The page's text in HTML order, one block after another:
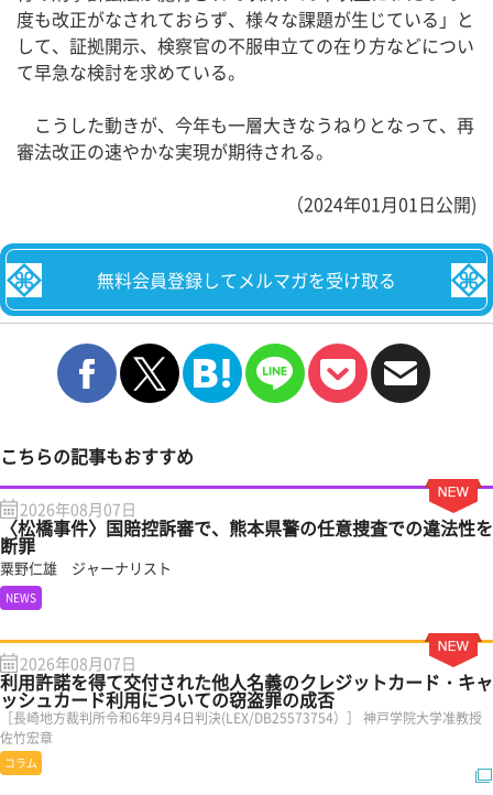
度も改正がなされておらず、様々な課題が生じている」と
して、証拠開示、検察官の不服申立ての在り方などについ
て早急な検討を求めている。
こうした動きが、今年も一層大きなうねりとなって、再
審法改正の速やかな実現が期待される。
（2024年01月01日公開)
無料会員登録してメルマガを受け取る
こちらの記事もおすすめ
2026年08月07日
〈松橋事件〉国賠控訴審で、熊本県警の任意捜査での違法性を
断罪
粟野仁雄 ジャーナリスト
NEWS
2026年08月07日
利用許諾を得て交付された他人名義のクレジットカード・キャ
ッシュカード利用についての窃盗罪の成否
［長崎地方裁判所令和6年9月4日判決(LEX/DB25573754）］ 神戸学院大学准教授
佐竹宏章
コラム